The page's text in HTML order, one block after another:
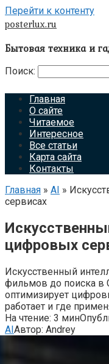
Перейти к контенту
posterlux.ru
Бытовая техника и
Поиск:
Главная
О сайте
Читаемое
Интересное
Все статьи
Карта сайта
Контакты
Главная » AI »
сервисах
цифровых
Искусственный
фильмов до поиска в
оптимизирует
работает и где
На чтение: 3 мин
AIАвтор: Andrey